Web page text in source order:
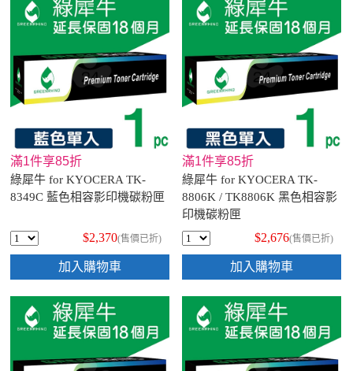
滿1件享85折
綠犀牛 for KYOCERA TK-
8349C 藍色相容影印機碳粉匣
$2,370(售價已折)
加入購物車
滿1件享85折
綠犀牛 for KYOCERA TK-
8806K / TK8806K 黑色相容影
印機碳粉匣
$2,676(售價已折)
加入購物車